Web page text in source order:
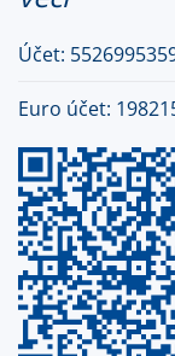
Účet:
Euro účet: